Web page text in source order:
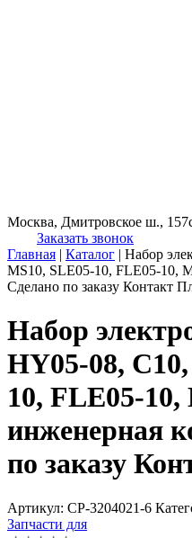
Москва, Дмитровское ш.,
Заказать звонок
Главная | Каталог | Набор
MS10, SLE05-10, FLE05-10,
Cделано по заказу Контакт
Набор
HY05-08,
10, FLE05-
инженерная
по заказу
Артикул: CP-3204021-6
Запчасти для